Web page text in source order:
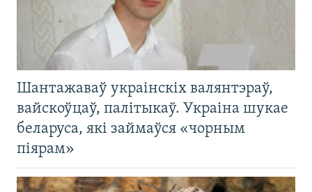
Шантажаваў украінскіх валянтэраў,
вайскоўцаў, палітыкаў. Украіна шукае
беларуса, які займаўся «чорным
піярам»